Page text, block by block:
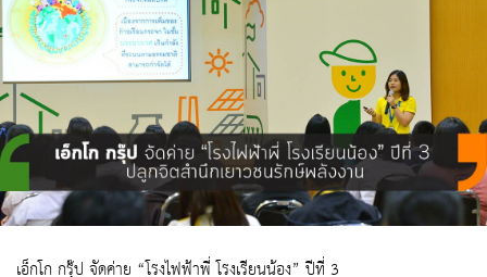
เอ็กโก กรุ๊ป จัดค่าย “โรงไฟฟ้าพี่ โรงเรียนน้อง” ปีที่ 3